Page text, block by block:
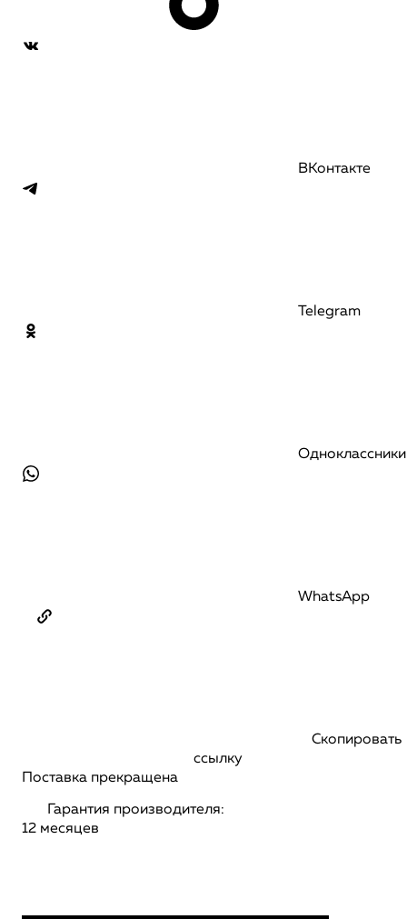
ВКонтакте
Telegram
Одноклассники
WhatsApp
Скопировать
ссылку
Поставка прекращена
Гарантия производителя:
12 месяцев